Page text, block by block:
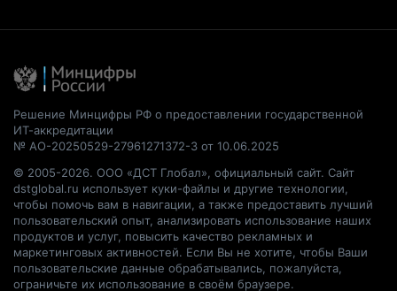
Решение Минцифры РФ о предоставлении государственной
ИТ-аккредитации
№ АО-20250529-27961271372-3 от 10.06.2025
© 2005-2026. ООО «ДСТ Глобал», официальный сайт. Сайт
dstglobal.ru использует куки-файлы и другие технологии,
чтобы помочь вам в навигации, а также предоставить лучший
пользовательский опыт, анализировать использование наших
продуктов и услуг, повысить качество рекламных и
маркетинговых активностей. Если Вы не хотите, чтобы Ваши
пользовательские данные обрабатывались, пожалуйста,
ограничьте их использование в своём браузере.